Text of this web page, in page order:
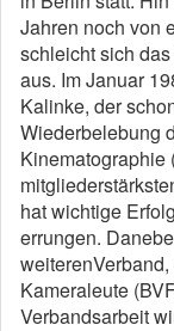
Jahren noch von
schleicht sich
aus. Im Januar
Kalinke, der
Wiederbelebung
Kinematographie
hat wichtige
errungen.
Kameraleute
Verbandsarbeit